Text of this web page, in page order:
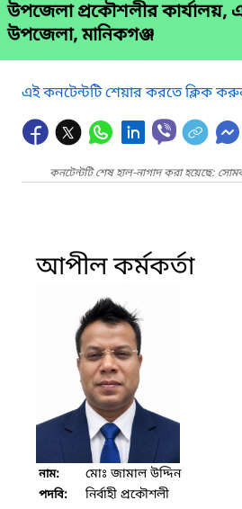
উপজেলা প্রকৌশলীর
উপজেলা, মানিকগঞ্জ
এই কনটেন্টটি শেয়ার করতে ক্লিক
কনটেন্টটি শেষ হাল-নাগাদ করা হয়েছে:
আপীল কর্মকর্তা
নাম: মোঃ জামাল উদ্দিন
পদবি: নির্বাহী প্রকৌশলী